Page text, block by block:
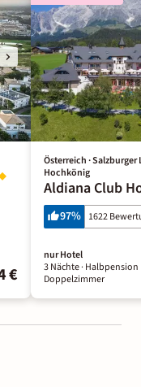
€
Österreich ·
Hochkönig
Aldiana Club
97% 1622
nur Hotel
3 Nächte· Halbpension
Doppelzimmer